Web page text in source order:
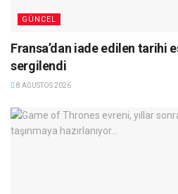
GÜNCEL
Fransa’dan iade edilen tarihi
sergilendi
8 AĞUSTOS 2026